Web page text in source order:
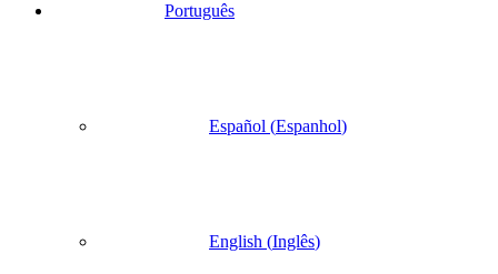
Português
Español (Espanhol)
English (Inglês)